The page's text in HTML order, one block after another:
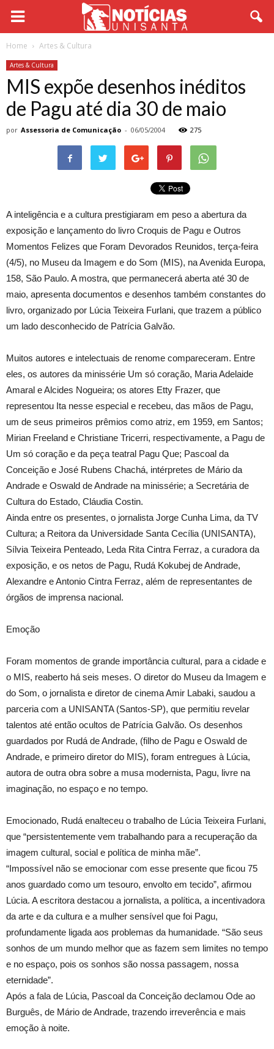
Home Artes & Cultura
Artes & Cultura
MIS expõe desenhos inéditos
de Pagu até dia 30 de maio
por Assessoria de Comunicação - 06/05/2004 275
A inteligência e a cultura prestigiaram em peso a abertura da
exposição e lançamento do livro Croquis de Pagu e Outros
Momentos Felizes que Foram Devorados Reunidos, terça-feira
(4/5), no Museu da Imagem e do Som (MIS), na Avenida Europa,
158, São Paulo. A mostra, que permanecerá aberta até 30 de
maio, apresenta documentos e desenhos também constantes do
livro, organizado por Lúcia Teixeira Furlani, que trazem a público
um lado desconhecido de Patrícia Galvão.
Muitos autores e intelectuais de renome compareceram. Entre
eles, os autores da minissérie Um só coração, Maria Adelaide
Amaral e Alcides Nogueira; os atores Etty Frazer, que
representou Ita nesse especial e recebeu, das mãos de Pagu,
um de seus primeiros prêmios como atriz, em 1959, em Santos;
Mirian Freeland e Christiane Tricerri, respectivamente, a Pagu de
Um só coração e da peça teatral Pagu Que; Pascoal da
Conceição e José Rubens Chachá, intérpretes de Mário da
Andrade e Oswald de Andrade na minissérie; a Secretária de
Cultura do Estado, Cláudia Costin.
Ainda entre os presentes, o jornalista Jorge Cunha Lima, da TV
Cultura; a Reitora da Universidade Santa Cecília (UNISANTA),
Sílvia Teixeira Penteado, Leda Rita Cintra Ferraz, a curadora da
exposição, e os netos de Pagu, Rudá Kokubej de Andrade,
Alexandre e Antonio Cintra Ferraz, além de representantes de
órgãos de imprensa nacional.
Emoção
Foram momentos de grande importância cultural, para a cidade e
o MIS, reaberto há seis meses. O diretor do Museu da Imagem e
do Som, o jornalista e diretor de cinema Amir Labaki, saudou a
parceria com a UNISANTA (Santos-SP), que permitiu revelar
talentos até então ocultos de Patrícia Galvão. Os desenhos
guardados por Rudá de Andrade, (filho de Pagu e Oswald de
Andrade, e primeiro diretor do MIS), foram entregues à Lúcia,
autora de outra obra sobre a musa modernista, Pagu, livre na
imaginação, no espaço e no tempo.
Emocionado, Rudá enalteceu o trabalho de Lúcia Teixeira Furlani,
que “persistentemente vem trabalhando para a recuperação da
imagem cultural, social e política de minha mãe”.
“Impossível não se emocionar com esse presente que ficou 75
anos guardado como um tesouro, envolto em tecido”, afirmou
Lúcia. A escritora destacou a jornalista, a política, a incentivadora
da arte e da cultura e a mulher sensível que foi Pagu,
profundamente ligada aos problemas da humanidade. “São seus
sonhos de um mundo melhor que as fazem sem limites no tempo
e no espaço, pois os sonhos são nossa passagem, nossa
eternidade”.
Após a fala de Lúcia, Pascoal da Conceição declamou Ode ao
Burguês, de Mário de Andrade, trazendo irreverência e mais
emoção à noite.